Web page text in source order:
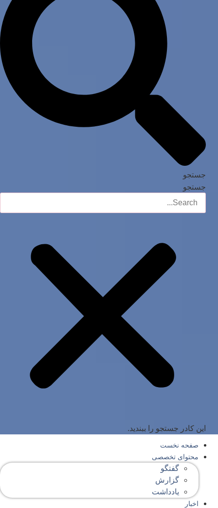
جستجو
جستجو
این کادر جستجو را ببندید.
صفحه‌ نخست
محتوای‌ تخصصی
گفتگو
گزارش
یادداشت
اخبار